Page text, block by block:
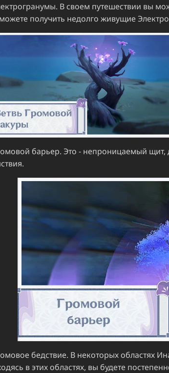
В своем путешествии вы
получить недолго живущие
барьер. Это - непроницаемый щит,
бедствие. В некоторых областях
в этих областях, вы будете